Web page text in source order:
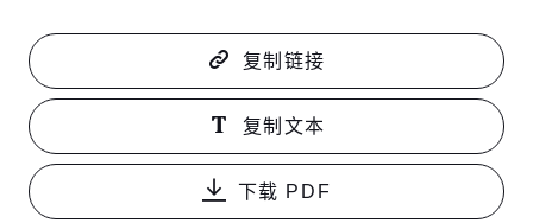
复制链接
复制文本
下载 PDF